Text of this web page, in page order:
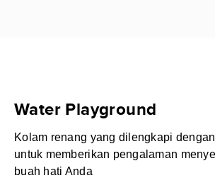
Water Playground
Kolam renang yang dilengkapi
untuk memberikan pengalaman
buah hati Anda